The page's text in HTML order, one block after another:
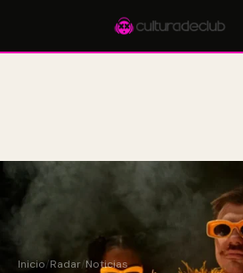
Inicio/Radar/Noticias